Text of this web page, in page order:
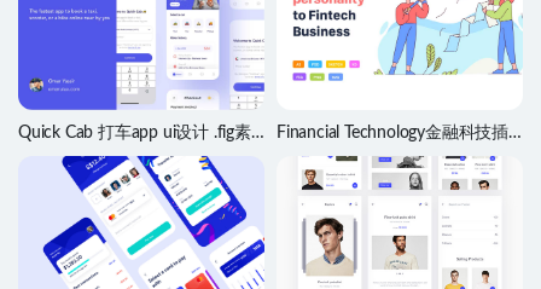
Quick Cab 打车app ui设计 .fig素
Financial Technology金融科技插
画设计 .fig .xd .sketch .ai .psd素材